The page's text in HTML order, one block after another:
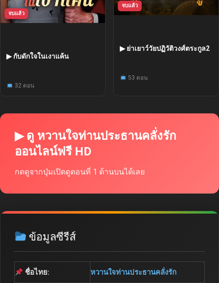
จบแล้ว
▶ กับดักใจในเงาแค้น
32 ตอน
จบแล้ว
▶ ย่าเยาว์วัยปฏิวัติวงศ์ตระกูล2
53 ตอน
▶ ดู หวานใจท่านประธานคลั่งรัก
ออนไลน์ฟรี HD
กดดูจากปุ่มเปิดดูตอนที่ 1 ด้านบนได้เลย
ข้อมูลซีรีส์
ชื่อไทย: หวานใจท่านประธานคลั่งรัก